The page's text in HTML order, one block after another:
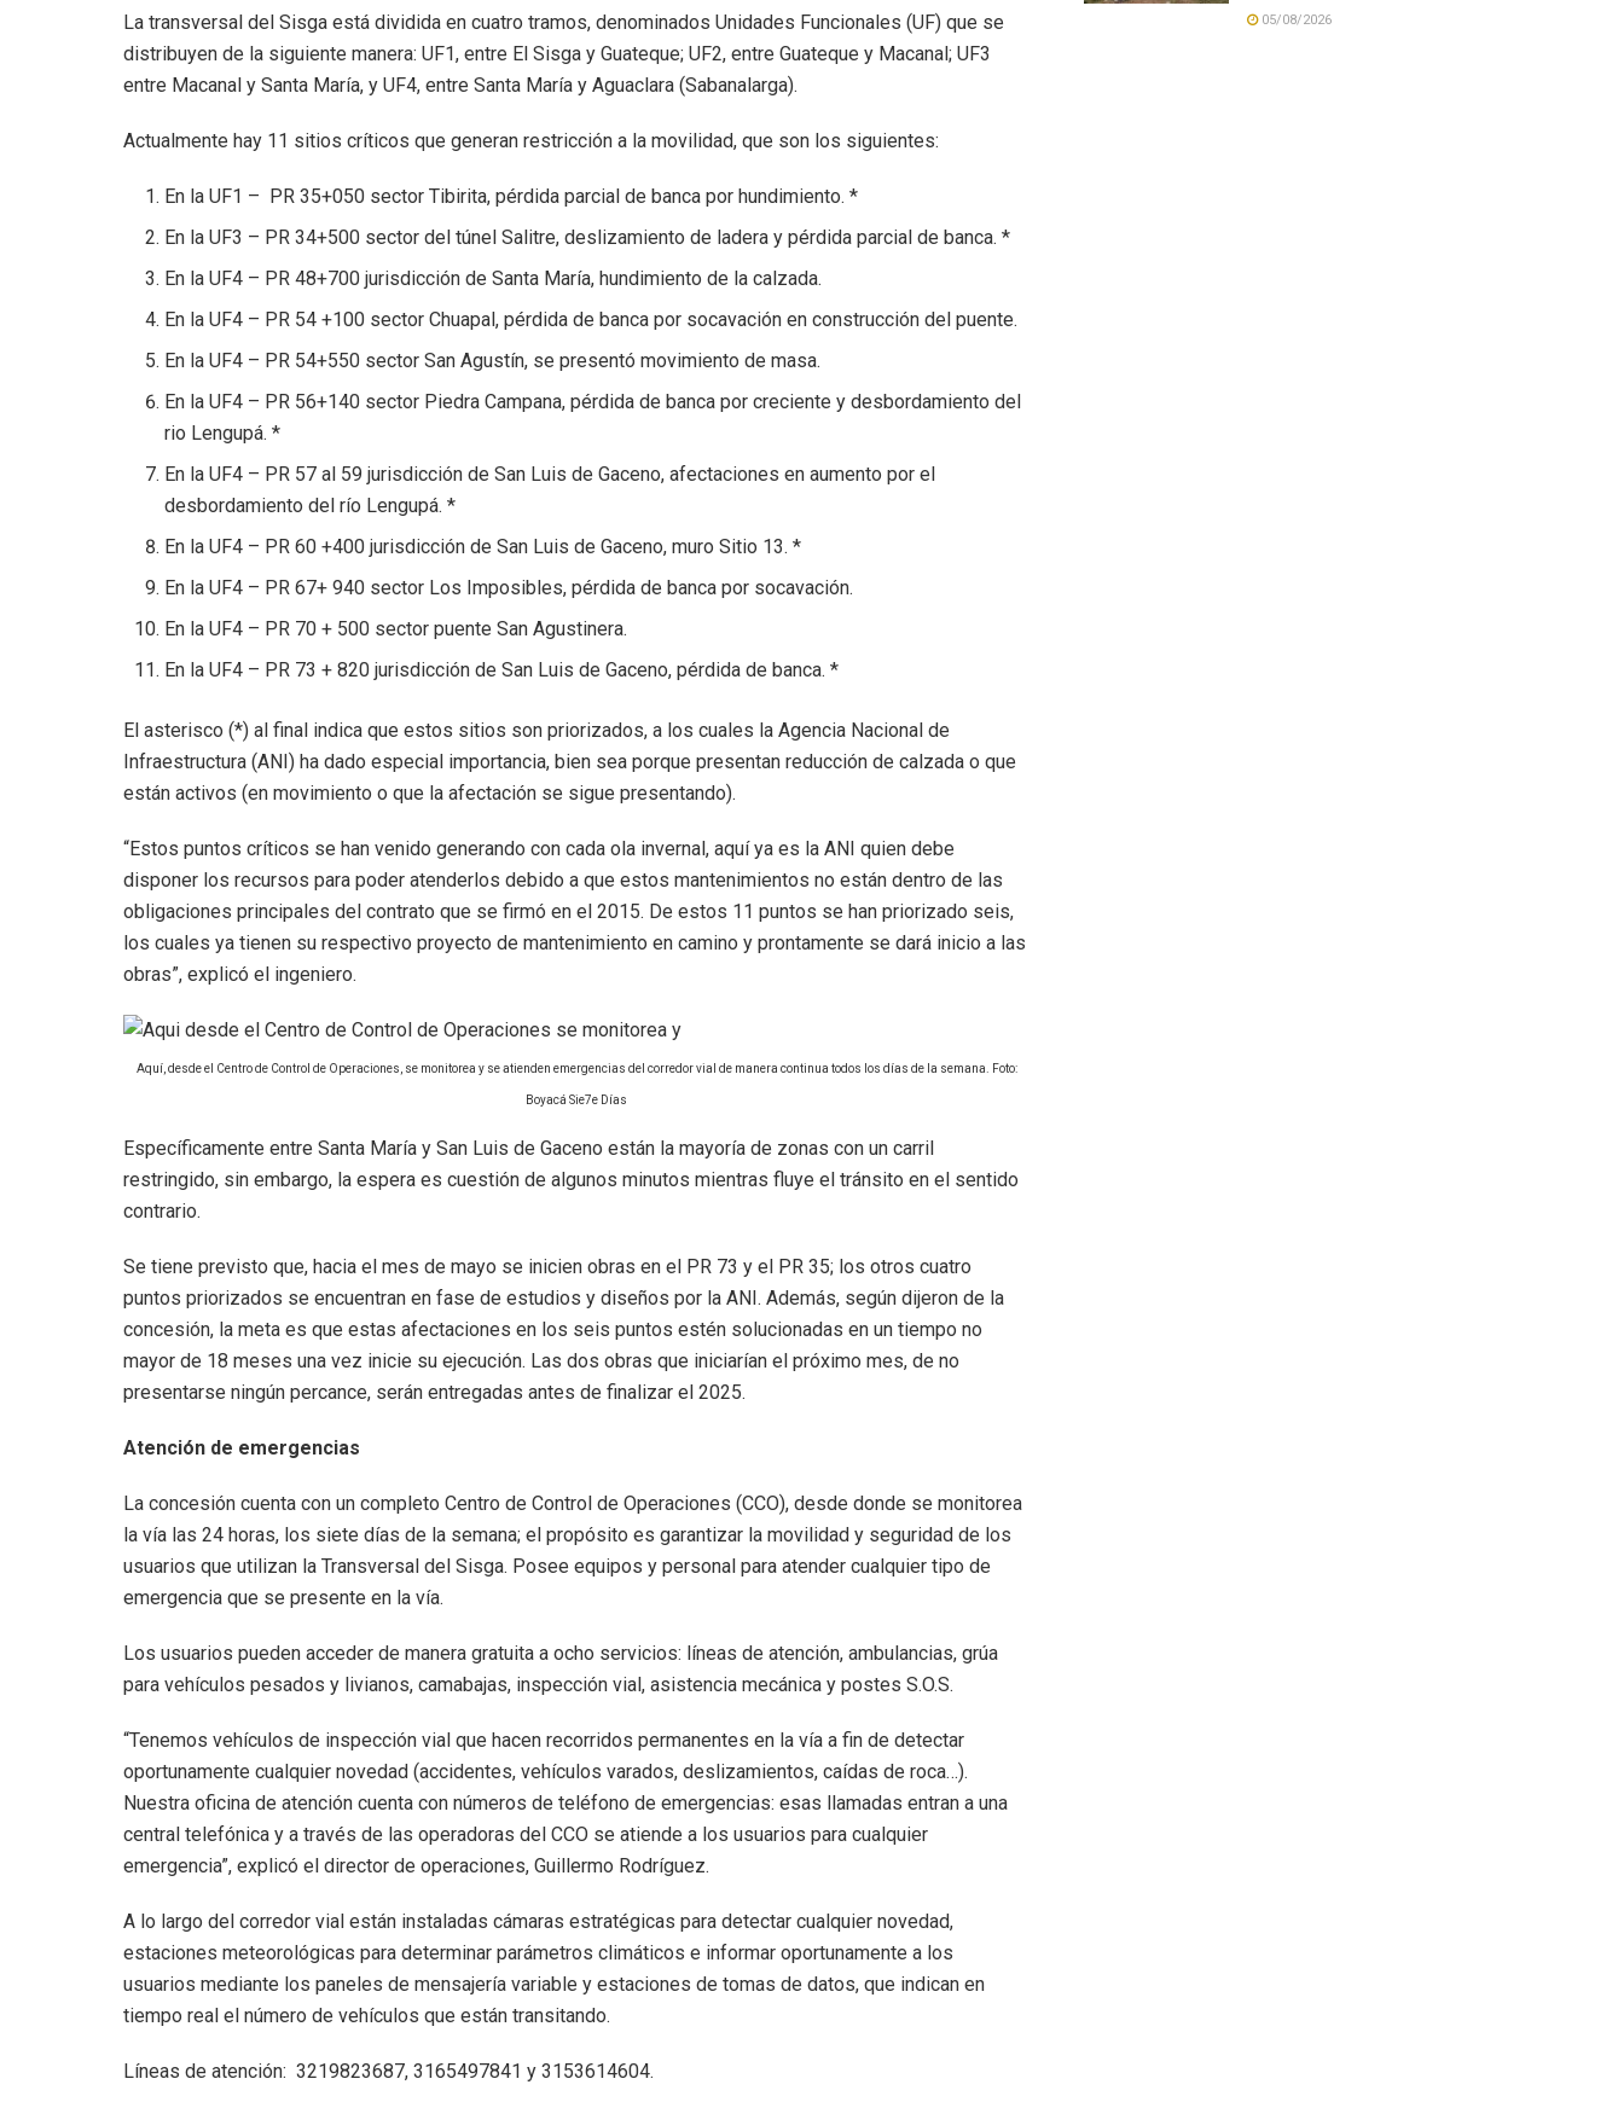
La transversal del Sisga está dividida en cuatro tramos, denominados Unidades Funcionales (UF) que se
distribuyen de la siguiente manera: UF1, entre El Sisga y Guateque; UF2, entre Guateque y Macanal; UF3
entre Macanal y Santa María, y UF4, entre Santa María y Aguaclara (Sabanalarga).
Actualmente hay 11 sitios críticos que generan restricción a la movilidad, que son los siguientes:
En la UF1 – PR 35+050 sector Tibirita, pérdida parcial de banca por hundimiento. *
En la UF3 – PR 34+500 sector del túnel Salitre, deslizamiento de ladera y pérdida parcial de banca. *
En la UF4 – PR 48+700 jurisdicción de Santa María, hundimiento de la calzada.
En la UF4 – PR 54 +100 sector Chuapal, pérdida de banca por socavación en construcción del puente.
En la UF4 – PR 54+550 sector San Agustín, se presentó movimiento de masa.
En la UF4 – PR 56+140 sector Piedra Campana, pérdida de banca por creciente y desbordamiento del
rio Lengupá. *
En la UF4 – PR 57 al 59 jurisdicción de San Luis de Gaceno, afectaciones en aumento por el
desbordamiento del río Lengupá. *
En la UF4 – PR 60 +400 jurisdicción de San Luis de Gaceno, muro Sitio 13. *
En la UF4 – PR 67+ 940 sector Los Imposibles, pérdida de banca por socavación.
En la UF4 – PR 70 + 500 sector puente San Agustinera.
En la UF4 – PR 73 + 820 jurisdicción de San Luis de Gaceno, pérdida de banca. *
El asterisco (*) al final indica que estos sitios son priorizados, a los cuales la Agencia Nacional de
Infraestructura (ANI) ha dado especial importancia, bien sea porque presentan reducción de calzada o que
están activos (en movimiento o que la afectación se sigue presentando).
“Estos puntos críticos se han venido generando con cada ola invernal, aquí ya es la ANI quien debe
disponer los recursos para poder atenderlos debido a que estos mantenimientos no están dentro de las
obligaciones principales del contrato que se firmó en el 2015. De estos 11 puntos se han priorizado seis,
los cuales ya tienen su respectivo proyecto de mantenimiento en camino y prontamente se dará inicio a las
obras”, explicó el ingeniero.
Aquí, desde el Centro de Control de Operaciones, se monitorea y se atienden emergencias del corredor vial de manera continua todos los días de la semana. Foto:
Boyacá Sie7e Días
Específicamente entre Santa María y San Luis de Gaceno están la mayoría de zonas con un carril
restringido, sin embargo, la espera es cuestión de algunos minutos mientras fluye el tránsito en el sentido
contrario.
Se tiene previsto que, hacia el mes de mayo se inicien obras en el PR 73 y el PR 35; los otros cuatro
puntos priorizados se encuentran en fase de estudios y diseños por la ANI. Además, según dijeron de la
concesión, la meta es que estas afectaciones en los seis puntos estén solucionadas en un tiempo no
mayor de 18 meses una vez inicie su ejecución. Las dos obras que iniciarían el próximo mes, de no
presentarse ningún percance, serán entregadas antes de finalizar el 2025.
Atención de emergencias
La concesión cuenta con un completo Centro de Control de Operaciones (CCO), desde donde se monitorea
la vía las 24 horas, los siete días de la semana; el propósito es garantizar la movilidad y seguridad de los
usuarios que utilizan la Transversal del Sisga. Posee equipos y personal para atender cualquier tipo de
emergencia que se presente en la vía.
Los usuarios pueden acceder de manera gratuita a ocho servicios: líneas de atención, ambulancias, grúa
para vehículos pesados y livianos, camabajas, inspección vial, asistencia mecánica y postes S.O.S.
“Tenemos vehículos de inspección vial que hacen recorridos permanentes en la vía a fin de detectar
oportunamente cualquier novedad (accidentes, vehículos varados, deslizamientos, caídas de roca…).
Nuestra oficina de atención cuenta con números de teléfono de emergencias: esas llamadas entran a una
central telefónica y a través de las operadoras del CCO se atiende a los usuarios para cualquier
emergencia”, explicó el director de operaciones, Guillermo Rodríguez.
A lo largo del corredor vial están instaladas cámaras estratégicas para detectar cualquier novedad,
estaciones meteorológicas para determinar parámetros climáticos e informar oportunamente a los
usuarios mediante los paneles de mensajería variable y estaciones de tomas de datos, que indican en
tiempo real el número de vehículos que están transitando.
Líneas de atención: 3219823687, 3165497841 y 3153614604.
05/08/2026